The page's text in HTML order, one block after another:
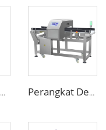
Detektor Logam Obat Farmasi untuk Tablet, Kaplet, Pil, Obat Perangkat Deteksi Detektor Logam untuk Industri Pengolahan Makanan